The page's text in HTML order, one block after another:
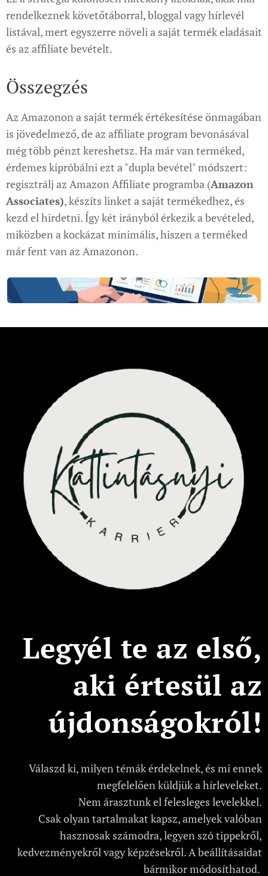
rendelkeznek követőtáborral, bloggal vagy hírlevél
listával, mert egyszerre növeli a saját termék eladásait
és az affiliate bevételt.
Összegzés
Az Amazonon a saját termék értékesítése önmagában
is jövedelmező, de az affiliate program bevonásával
még több pénzt kereshetsz. Ha már van terméked,
érdemes kipróbálni ezt a "dupla bevétel" módszert:
regisztrálj az Amazon Affiliate programba (Amazon
Associates), készíts linket a saját termékedhez, és
kezd el hirdetni. Így két irányból érkezik a bevételed,
miközben a kockázat minimális, hiszen a terméked
már fent van az Amazonon.
Legyél te az első,
aki értesül az
újdonságokról!
Válaszd ki, milyen témák érdekelnek, és mi ennek
megfelelően küldjük a hírleveleket.
Nem árasztunk el felesleges levelekkel.
Csak olyan tartalmakat kapsz, amelyek valóban
hasznosak számodra, legyen szó tippekről,
kedvezményekről vagy képzésekről. A beállításaidat
bármikor módosíthatod.